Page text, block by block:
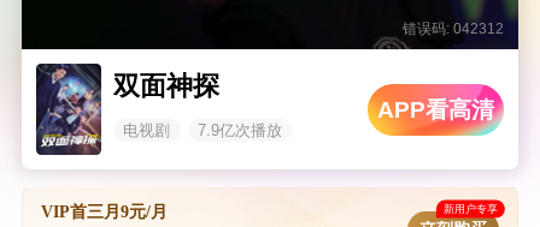
错误码: 042312
双面神探
电视剧 7.9亿次播放
APP看高清
VIP首三月9元/月 新用户专享